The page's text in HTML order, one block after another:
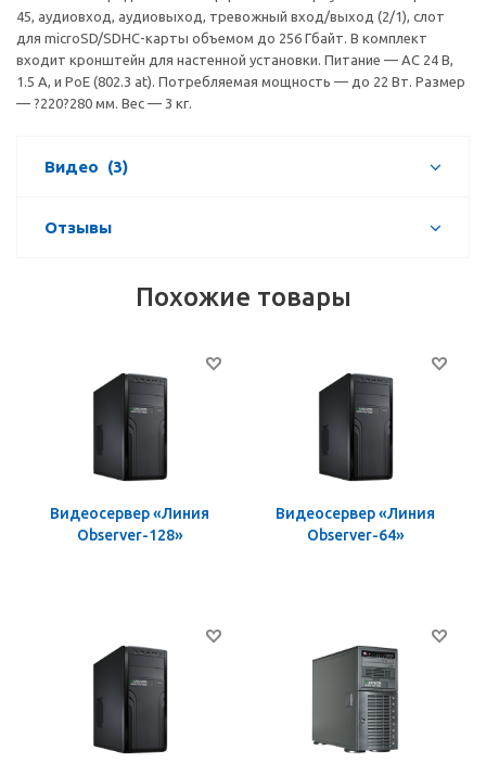
45, аудиовход, аудиовыход, тревожный вход/выход (2/1), слот
для microSD/SDHC-карты объемом до 256 Гбайт. В комплект
входит кронштейн для настенной установки. Питание — AC 24 В,
1.5 A, и PoE (802.3 at). Потребляемая мощность — до 22 Вт. Размер
— ?220?280 мм. Вес — 3 кг.
Видео (3)
Отзывы
Похожие товары
Видеосервер «Линия
Observer-128»
Видеосервер «Линия
Observer-64»